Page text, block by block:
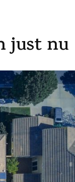
just nu